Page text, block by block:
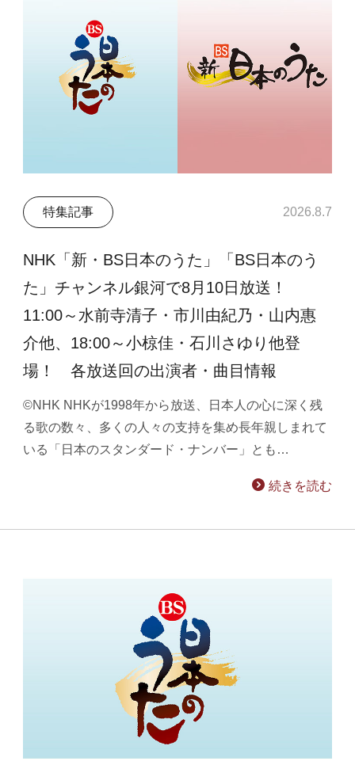
特集記事 2026.8.7
NHK「新・BS日本のうた」「BS日本のう
た」チャンネル銀河で8月10日放送！
11:00～水前寺清子・市川由紀乃・山内惠
介他、18:00～小椋佳・石川さゆり他登
場！ 各放送回の出演者・曲目情報
©NHK NHKが1998年から放送、日本人の心に深く残
る歌の数々、多くの人々の支持を集め長年親しまれて
いる「日本のスタンダード・ナンバー」とも…
続きを読む